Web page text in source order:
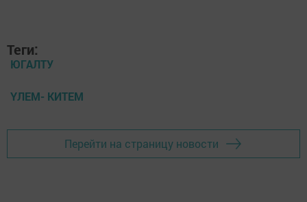
Теги:
ЮГАЛТУ
ҮЛЕМ- КИТЕМ
Перейти на страницу новости